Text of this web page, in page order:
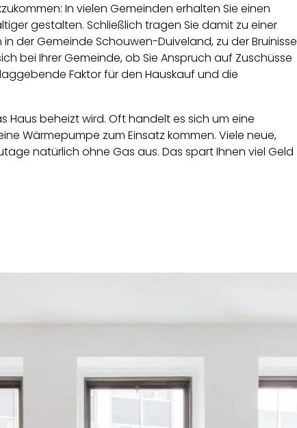
In vielen Gemeinden erhalten Sie einen
gestalten. Schließlich tragen Sie damit zu einer
der Gemeinde Schouwen-Duiveland, zu der Bruinisse
bei Ihrer Gemeinde, ob Sie Anspruch auf Zuschüsse
Faktor für den Hauskauf und die
Haus beheizt wird. Oft handelt es sich um eine
Wärmepumpe zum Einsatz kommen. Viele neue,
natürlich ohne Gas aus. Das spart Ihnen viel Geld